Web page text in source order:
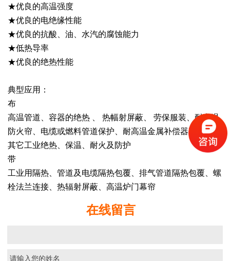
★优良的高温强度
★优良的电绝缘性能
★优良的抗酸、油、水汽的腐蚀能力
★低热导率
★优良的绝热性能
典型应用：
布
高温管道、容器的绝热 、 热幅射屏蔽、 劳保服装、耐高温
防火帘、电缆或燃料管道保护、耐高温金属补偿器耐火层、
其它工业绝热、保温、耐火及防护
带
工业用隔热、管道及电缆隔热包覆、排气管道隔热包覆、螺
栓法兰连接、热辐射屏蔽、高温炉门幕帘
在线留言